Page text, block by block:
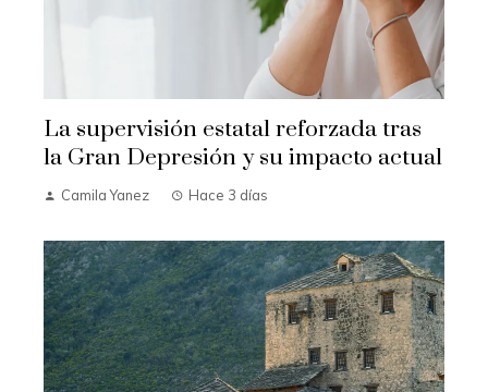
La supervisión estatal reforzada tras
la Gran Depresión y su impacto actual
Camila Yanez Hace 3 días